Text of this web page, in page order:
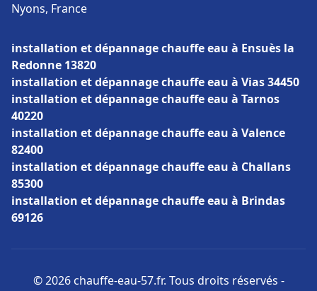
Nyons, France
installation et dépannage chauffe eau à Ensuès la
Redonne 13820
installation et dépannage chauffe eau à Vias 34450
installation et dépannage chauffe eau à Tarnos
40220
installation et dépannage chauffe eau à Valence
82400
installation et dépannage chauffe eau à Challans
85300
installation et dépannage chauffe eau à Brindas
69126
© 2026 chauffe-eau-57.fr. Tous droits réservés -